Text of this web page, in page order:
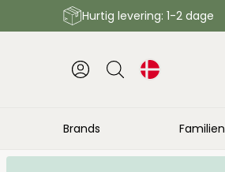
Hurtig levering: 1-2 dage
Brands Familien